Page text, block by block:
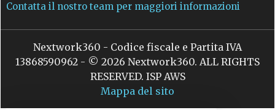
Contatta il nostro team per maggiori informazioni
Nextwork360 - Codice fiscale e Partita IVA
13868590962 - © 2026 Nextwork360. ALL RIGHTS
RESERVED. ISP AWS
Mappa del sito